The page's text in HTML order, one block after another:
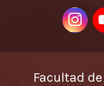
Facultad